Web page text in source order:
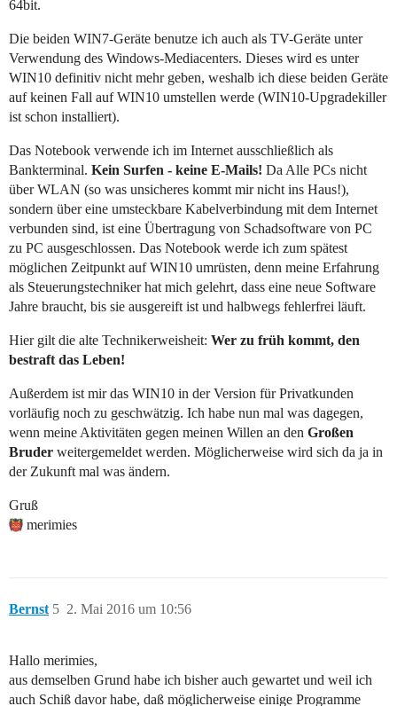
64bit.
Die beiden WIN7-Geräte benutze ich auch als TV-Geräte unter
Verwendung des Windows-Mediacenters. Dieses wird es unter
WIN10 definitiv nicht mehr geben, weshalb ich diese beiden Geräte
auf keinen Fall auf WIN10 umstellen werde (WIN10-Upgradekiller
ist schon installiert).
Das Notebook verwende ich im Internet ausschließlich als
Bankterminal. Kein Surfen - keine E-Mails! Da Alle PCs nicht
über WLAN (so was unsicheres kommt mir nicht ins Haus!),
sondern über eine umsteckbare Kabelverbindung mit dem Internet
verbunden sind, ist eine Übertragung von Schadsoftware von PC
zu PC ausgeschlossen. Das Notebook werde ich zum spätest
möglichen Zeitpunkt auf WIN10 umrüsten, denn meine Erfahrung
als Steuerungstechniker hat mich gelehrt, dass eine neue Software
Jahre braucht, bis sie ausgereift ist und halbwegs fehlerfrei läuft.
Hier gilt die alte Technikerweisheit: Wer zu früh kommt, den
bestraft das Leben!
Außerdem ist mir das WIN10 in der Version für Privatkunden
vorläufig noch zu geschwätzig. Ich habe nun mal was dagegen,
wenn meine Aktivitäten gegen meinen Willen an den Großen
Bruder weitergemeldet werden. Möglicherweise wird sich da ja in
der Zukunft mal was ändern.
Gruß
merimies
Bernst 2. Mai 2016 um 10:56
5
Hallo merimies,
aus demselben Grund habe ich bisher auch gewartet und weil ich
auch Schiß davor habe, daß möglicherweise einige Programme